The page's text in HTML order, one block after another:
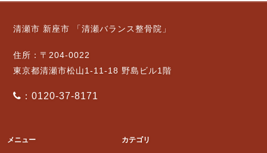
清瀬市 新座市 「清瀬バランス整骨院」
住所：〒204-0022
東京都清瀬市松山1-11-18 野島ビル1階
：0120-37-8171
メニュー カテゴリ